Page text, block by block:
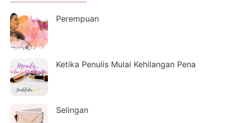
Perempuan
Ketika Penulis Mulai Kehilangan Pena
Selingan